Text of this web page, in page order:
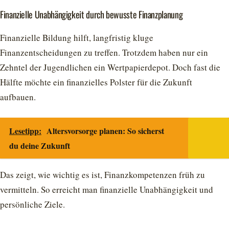
Finanzielle Unabhängigkeit durch bewusste Finanzplanung
Finanzielle Bildung hilft, langfristig kluge
Finanzentscheidungen zu treffen. Trotzdem haben nur ein
Zehntel der Jugendlichen ein Wertpapierdepot. Doch fast die
Hälfte möchte ein finanzielles Polster für die Zukunft
aufbauen.
Lesetipp: Altersvorsorge planen: So sicherst
du deine Zukunft
Das zeigt, wie wichtig es ist, Finanzkompetenzen früh zu
vermitteln. So erreicht man finanzielle Unabhängigkeit und
persönliche Ziele.